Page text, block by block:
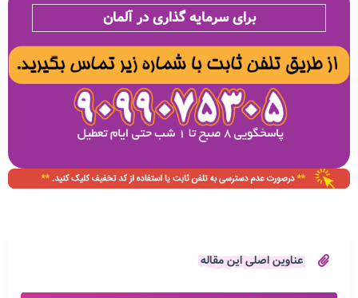
برای سرمایه گذاری در آلمان
عناوین اصلی این مقاله